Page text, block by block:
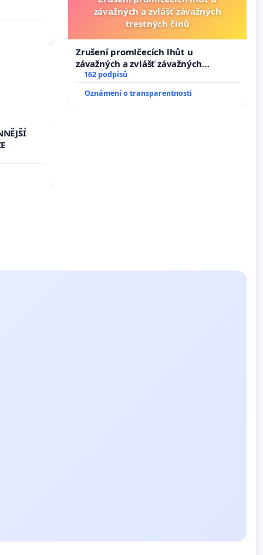
závažných a zvlášť závažných
trestných činů
Zrušení promlčecích lhůt u
závažných a zvlášť závažných
trestných činů
162 podpisů
Oznámení o transparentnosti